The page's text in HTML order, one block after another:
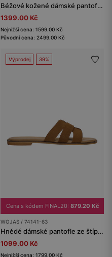
Béžové kožené dámské pantofle na masivní podrážce
1399.00 Kč
Nejnižší cena: 1599.00 Kč
Původní cena: 2499.00 Kč
Výprodej 39%
Cena s kódem FINAL20: 879.20 Kč
WOJAS / 74141-63
Hnědé dámské pantofle ze štípenky
1099.00 Kč
Nejnižší cena: 1799.00 Kč